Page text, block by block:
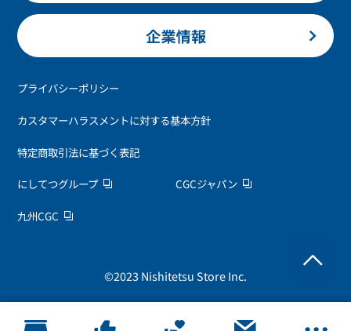
プライバシーポリシー
カスタマーハラスメントに対する基本方針
特定商取引法に基づく表記
にしてつグループ CGCジャパン
九州CGC
©2023 Nishitetsu Store Inc.